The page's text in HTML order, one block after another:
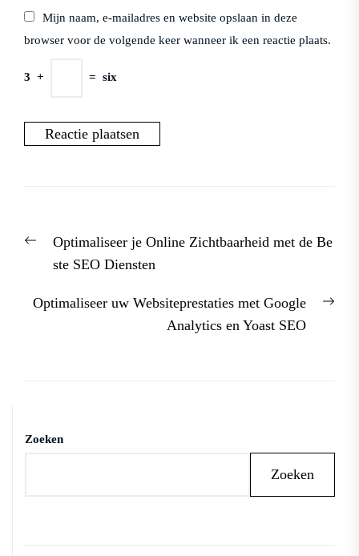
Mijn naam, e-mailadres en website opslaan in deze
browser voor de volgende keer wanneer ik een reactie plaats.
3 + = six
PreviousOptimaliseer je Online Zichtbaarheid met de Be
ste SEO Diensten
Optimaliseer uw Websiteprestaties met Google
Analytics en Yoast SEO
Zoeken
Zoeken